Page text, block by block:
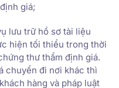
giá;
lưu trữ hồ sơ tài liệu
hiện tối thiểu trong thời
thư thẩm định giá.
chuyển đi nơi khác thì
hàng và pháp luật